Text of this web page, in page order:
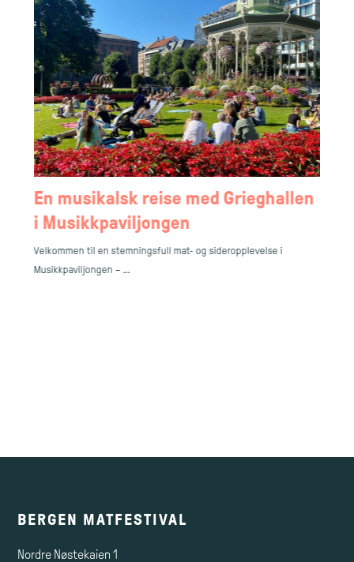
En musikalsk reise med Grieghallen
i Musikkpaviljongen
Velkommen til en stemningsfull mat- og sideropplevelse i
Musikkpaviljongen – …
BERGEN MATFESTIVAL
Nordre Nøstekaien 1